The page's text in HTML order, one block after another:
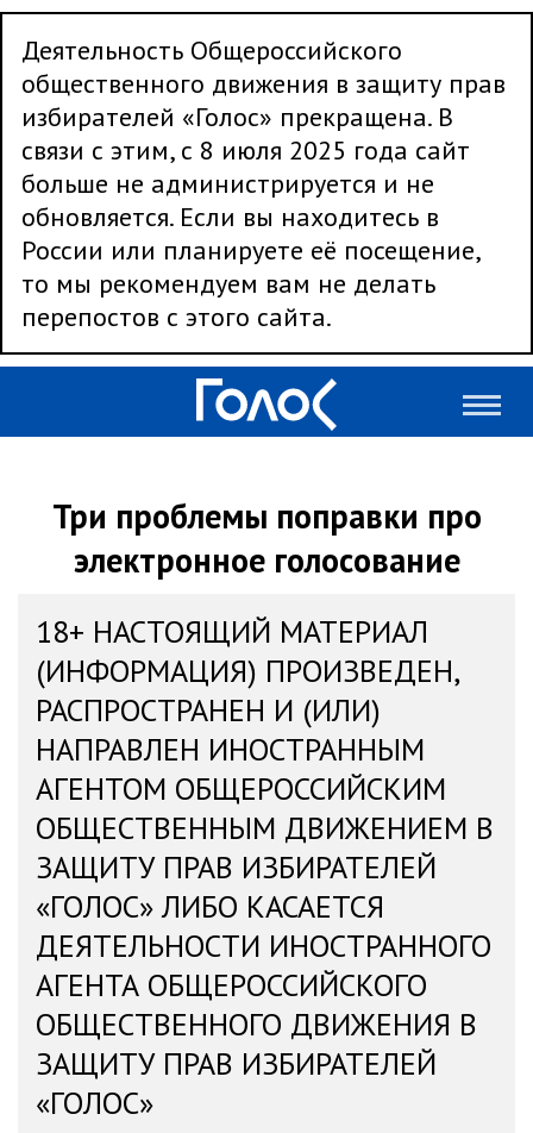
Деятельность Общероссийского
общественного движения в защиту прав
избирателей «Голос» прекращена. В
связи с этим, с 8 июля 2025 года сайт
больше не администрируется и не
обновляется. Если вы находитесь в
России или планируете её посещение,
то мы рекомендуем вам не делать
перепостов с этого сайта.
Три проблемы поправки про
электронное голосование
18+ НАСТОЯЩИЙ МАТЕРИАЛ
(ИНФОРМАЦИЯ) ПРОИЗВЕДЕН,
РАСПРОСТРАНЕН И (ИЛИ)
НАПРАВЛЕН ИНОСТРАННЫМ
АГЕНТОМ ОБЩЕРОССИЙСКИМ
ОБЩЕСТВЕННЫМ ДВИЖЕНИЕМ В
ЗАЩИТУ ПРАВ ИЗБИРАТЕЛЕЙ
«ГОЛОС» ЛИБО КАСАЕТСЯ
ДЕЯТЕЛЬНОСТИ ИНОСТРАННОГО
АГЕНТА ОБЩЕРОССИЙСКОГО
ОБЩЕСТВЕННОГО ДВИЖЕНИЯ В
ЗАЩИТУ ПРАВ ИЗБИРАТЕЛЕЙ
«ГОЛОС»